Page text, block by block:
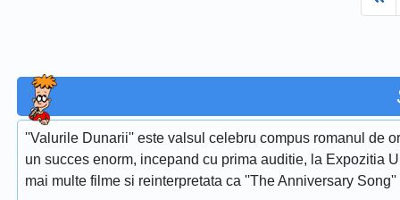
''Valurile Dunarii'' este valsul celebru compus romanul de
un succes enorm, incepand cu prima auditie, la Expozitia
mai multe filme si reinterpretata ca ''The Anniversary